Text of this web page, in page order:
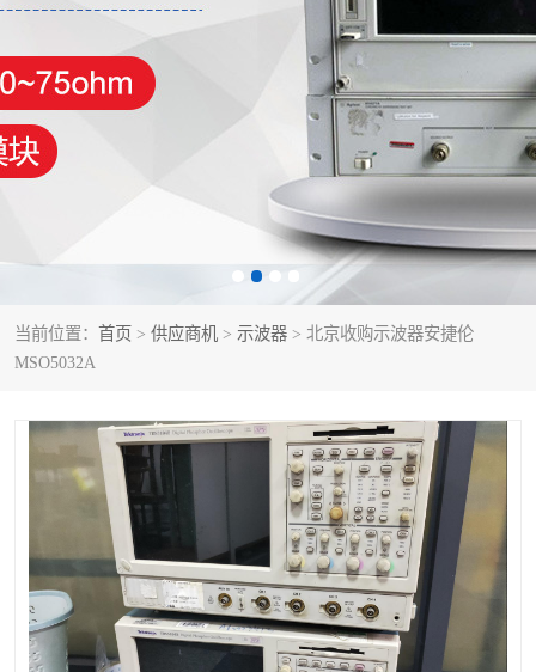
当前位置： 首页 > 供应商机 > 示波器 > 北京收购示波器安捷伦
MSO5032A
蓝牙测试仪 网络分析仪
过程校验仪 电桥测试仪
泰克示波器 电池测试仪
函数信号发生器
校准件
阻抗分析仪
音频分析仪